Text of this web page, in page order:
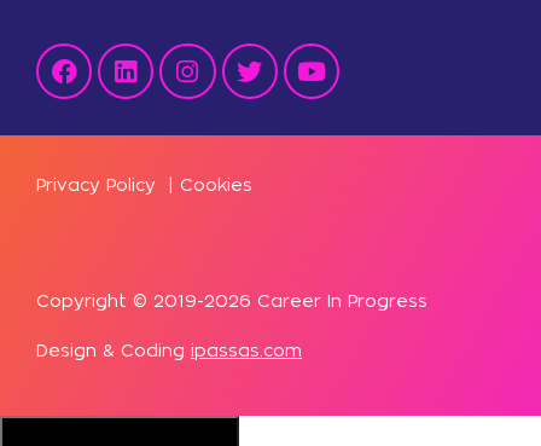
Copyright © 2019-2026 Career In Progress
Design & Coding ipassas.com
Privacy Policy Cookies